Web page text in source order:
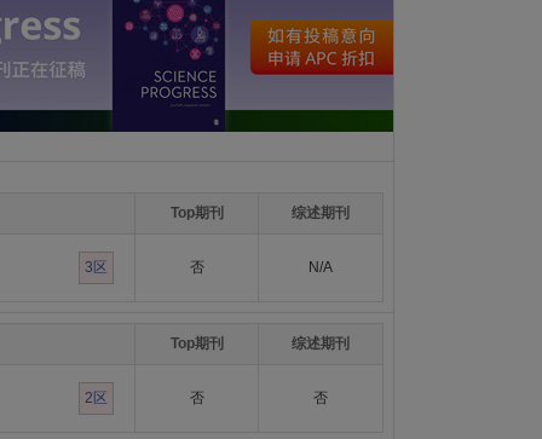
Top期刊 综述期刊
3区 否 N/A
Top期刊 综述期刊
2区 否 否